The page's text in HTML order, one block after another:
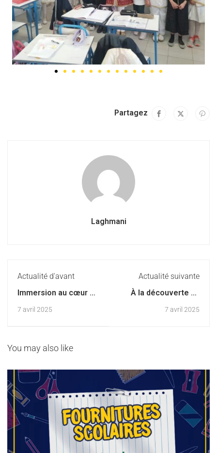
Partagez
Laghmani
Actualité d'avant
Immersion au cœur de
7 avril 2025
Actualité suivante
À la découverte du
7 avril 2025
You may also like